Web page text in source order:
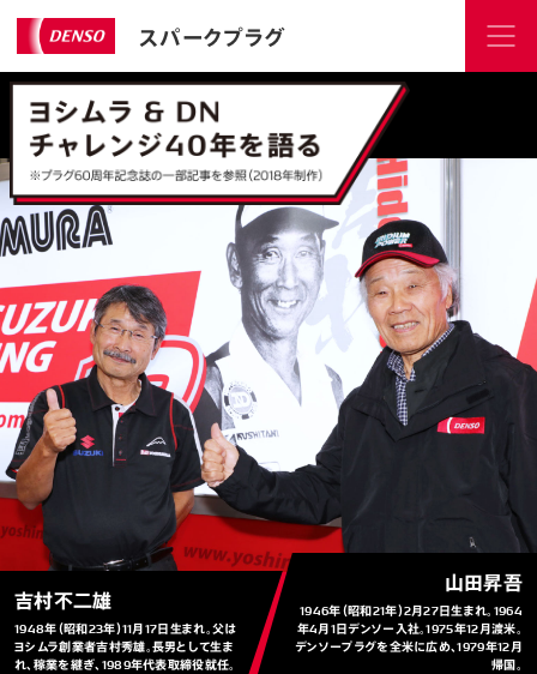
スパークプラグ
吉村不二雄
1948年（昭和23年）11月17日生まれ。父は
ヨシムラ創業者吉村秀雄。長男として生ま
れ、稼業を継ぎ、1989年代表取締役就任。
山田昇吾
1946年（昭和21年）2月27日生まれ。1964
年4月1日デンソー入社。1975年12月渡米。
デンソープラグを全米に広め、1979年12月
帰国。